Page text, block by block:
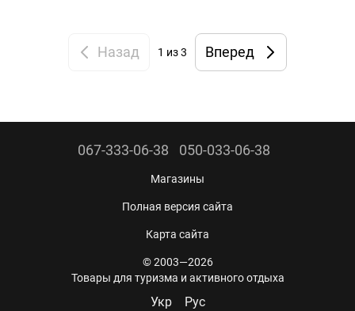
Назад 1 из 3 Вперед
067-333-06-38 050-033-06-38
Магазины
Полная версия сайта
Карта сайта
© 2003—2026
Товары для туризма и активного отдыха
Укр Рус